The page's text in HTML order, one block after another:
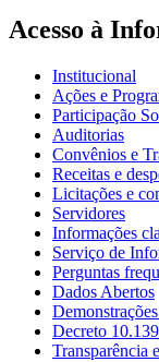
Acesso à
Institucional
Ações e
Participação
Auditorias
Convênios e
Receitas e
Licitações e
Servidores
Informações
Serviço de
Perguntas
Dados Abertos
Decreto
Transparência